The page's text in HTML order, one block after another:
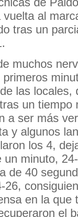
al
tras un
muchos
las
un
a ser más
y algunos
los 4,
minuto,
de 40
26,
en la
el